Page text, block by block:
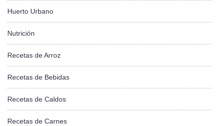
Huerto Urbano
Nutrición
Recetas de Arroz
Recetas de Bebidas
Recetas de Caldos
Recetas de Carnes